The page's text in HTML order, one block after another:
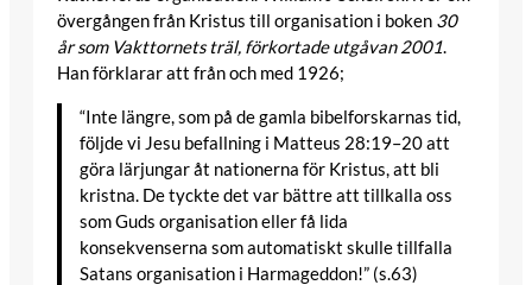
övergången från Kristus till organisation i boken 30
år som Vakttornets träl, förkortade utgåvan 2001.
Han förklarar att från och med 1926;
“Inte längre, som på de gamla bibelforskarnas tid,
följde vi Jesu befallning i Matteus 28:19–20 att
göra lärjungar åt nationerna för Kristus, att bli
kristna. De tyckte det var bättre att tillkalla oss ​​
som Guds organisation eller få lida
konsekvenserna som automatiskt skulle tillfalla
Satans organisation i Harmageddon!” (s.63)